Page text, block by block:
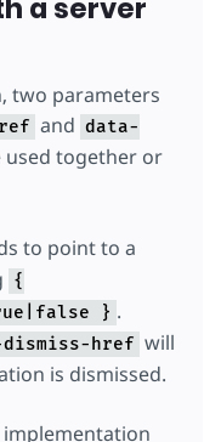
a server
two parameters
and data-
used together or
to point to a
{
} .
href will
is dismissed.
implementation